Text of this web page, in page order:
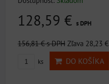
128,59 € s DPH
156,81 €s DPH Zľava 28,23 €
ks DO KOŠÍKA